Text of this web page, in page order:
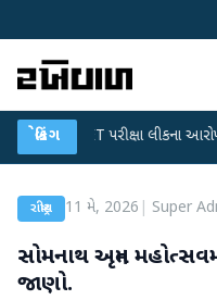
બ્રેકિંગ
NET પરીક્ષા લીકના આરોપો પર રાહુલ
રાષ્ટ્રીય 11 મે, 2026 Super
સોમનાથ અમૃત
જાણો.